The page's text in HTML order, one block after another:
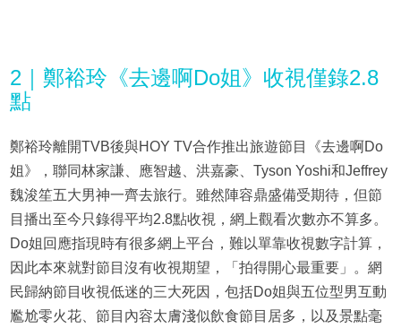
2｜鄭裕玲《去邊啊Do姐》收視僅錄2.8
點
鄭裕玲離開TVB後與HOY TV合作推出旅遊節目《去邊啊Do
姐》，聯同林家謙、應智越、洪嘉豪、Tyson Yoshi和Jeffrey
魏浚笙五大男神一齊去旅行。雖然陣容鼎盛備受期待，但節
目播出至今只錄得平均2.8點收視，網上觀看次數亦不算多。
Do姐回應指現時有很多網上平台，難以單靠收視數字計算，
因此本來就對節目沒有收視期望，「拍得開心最重要」。網
民歸納節目收視低迷的三大死因，包括Do姐與五位型男互動
尷尬零火花、節目內容太膚淺似飲食節目居多，以及景點毫